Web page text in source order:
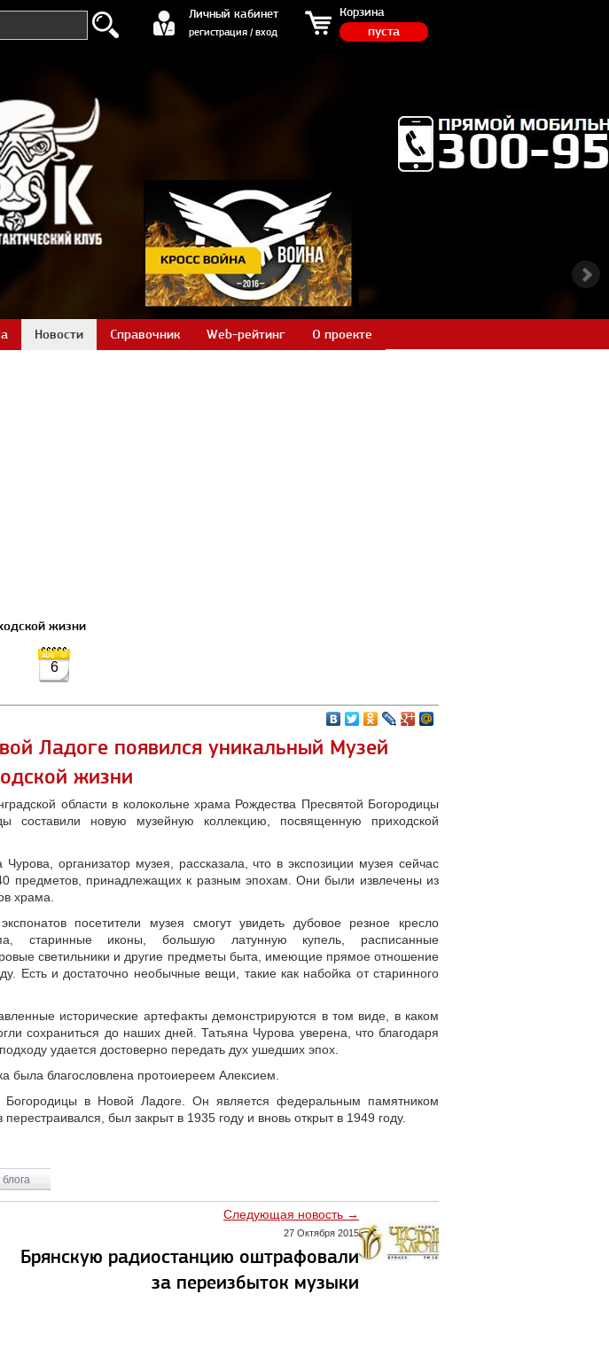
Личный кабинет
регистрация / вход
регистрация / вход Корзина
пуста
Новости Справочник Web-рейтинг О проекте
жизни
6
Ладоге появился уникальный Музей
жизни
области в колокольне храма Рождества Пресвятой Богородицы
составили новую музейную коллекцию, посвященную приходской
Чурова, организатор музея, рассказала, что в экспозиции музея сейчас
предметов, принадлежащих к разным эпохам. Они были извлечены из
храма.
посетители музея смогут увидеть дубовое резное кресло
старинные иконы, большую латунную купель, расписанные
светильники и другие предметы быта, имеющие прямое отношение
Есть и достаточно необычные вещи, такие как набойка от старинного
исторические артефакты демонстрируются в том виде, в каком
сохраниться до наших дней. Татьяна Чурова уверена, что благодаря
удается достоверно передать дух ушедших эпох.
была благословлена протоиереем Алексием.
в Новой Ладоге. Он является федеральным памятником
был закрыт в 1935 году и вновь открыт в 1949 году.
Следующая новость →
27 Октября 2015
Брянскую радиостанцию оштрафовали
за переизбыток музыки